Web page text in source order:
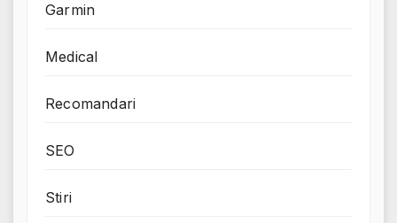
Garmin
Medical
Recomandari
SEO
Stiri